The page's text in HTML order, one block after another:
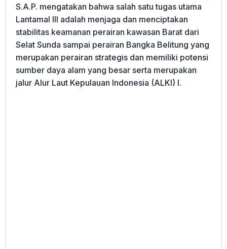
S.A.P. mengatakan bahwa salah satu tugas utama
Lantamal III adalah menjaga dan menciptakan
stabilitas keamanan perairan kawasan Barat dari
Selat Sunda sampai perairan Bangka Belitung yang
merupakan perairan strategis dan memiliki potensi
sumber daya alam yang besar serta merupakan
jalur Alur Laut Kepulauan Indonesia (ALKI) I.